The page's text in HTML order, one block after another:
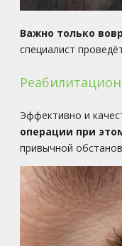
Важно только
специалист
Эффективно и
операции при
привычной